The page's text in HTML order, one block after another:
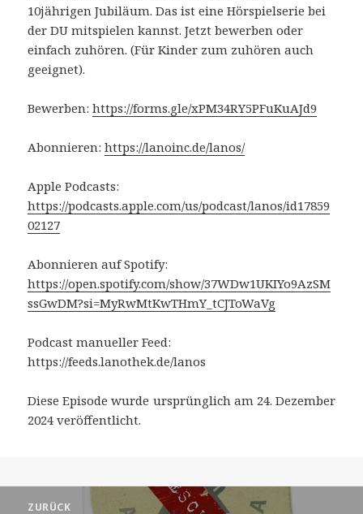
10jährigen Jubiläum. Das ist eine Hörspielserie bei
der DU mitspielen kannst. Jetzt bewerben oder
einfach zuhören. (Für Kinder zum zuhören auch
geeignet).
Bewerben:https://forms.gle/xPM34RY5PFuKuAJd9
Abonnieren:https://lanoinc.de/lanos/
Apple Podcasts:
https://podcasts.apple.com/us/podcast/lanos/id17859
02127
Abonnieren auf Spotify:
https://open.spotify.com/show/37WDw1UKIYo9AzSM
ssGwDM?si=MyRwMtKwTHmY_tCJToWaVg
Podcast manueller Feed:
https://feeds.lanothek.de/lanos
Diese Episode wurde ursprünglich am 24. Dezember
2024 veröffentlicht.
ZURÜCK